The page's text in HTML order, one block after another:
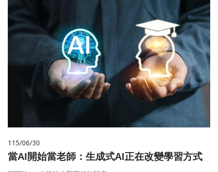
115/06/30
當AI開始當老師：生成式AI正在改變學習方式